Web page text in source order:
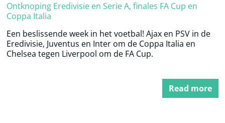
Ontknoping Eredivisie en Serie A, finales FA Cup en
Coppa Italia
Een beslissende week in het voetbal! Ajax en PSV in de
Eredivisie, Juventus en Inter om de Coppa Italia en
Chelsea tegen Liverpool om de FA Cup.
Read more